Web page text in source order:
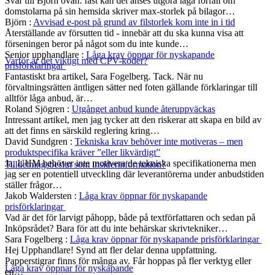
Varför är det viktigt med CPV-koder?
Tilldelningsbeslut som insiderinformation?
Låga krav öppnar för nyskapande
domstolarna på sin hemsida skriver max-storlek på bilagor…
Björn : Avvisad e-post på grund av filstorlek kom inte in i tid
Återställande av försutten tid - innebär att du ska kunna visa att
förseningen beror på något som du inte kunde…
Senior upphandlare : Låga krav öppnar för nyskapande
prisförklaringar
Fantastiskt bra artikel, Sara Fogelberg. Tack. När nu
förvaltningsrätten äntligen sätter ned foten gällande förklaringar till
alltför låga anbud, är…
Roland Sjögren : Utgånget anbud kunde återuppväckas
Intressant artikel, men jag tycker att den riskerar att skapa en bild av
att det finns en särskild reglering kring…
David Sundgren : Tekniska krav behöver inte motiveras – men
produktspecifika kräver ”eller likvärdigt”
Ja, UHM behöver inte motivera de tekniska specifikationerna men
jag ser en potentiell utveckling där leverantörerna under anbudstiden
ställer frågor…
Jakob Waldersten : Låga krav öppnar för nyskapande
prisförklaringar
Vad är det för larvigt påhopp, både på textförfattaren och sedan på
Inköpsrådet? Bara för att du inte behärskar skrivtekniker…
Sara Fogelberg : Låga krav öppnar för nyskapande prisförklaringar
Hej Upphandlare! Synd att fler delar denna uppfattning.
Papperstigrar finns för många av. Får hoppas på fler verktyg eller
en…